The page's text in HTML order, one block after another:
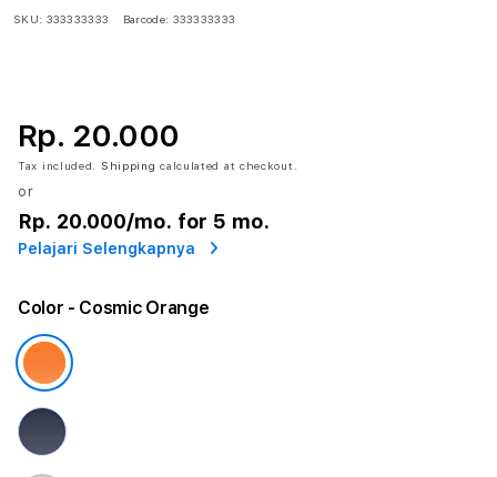
SKU: 333333333 Barcode: 333333333
Rp. 20.000
Tax included. Shipping calculated at checkout.
or
Rp. 20.000/mo. for 5 mo.
Pelajari Selengkapnya
Color - Cosmic Orange